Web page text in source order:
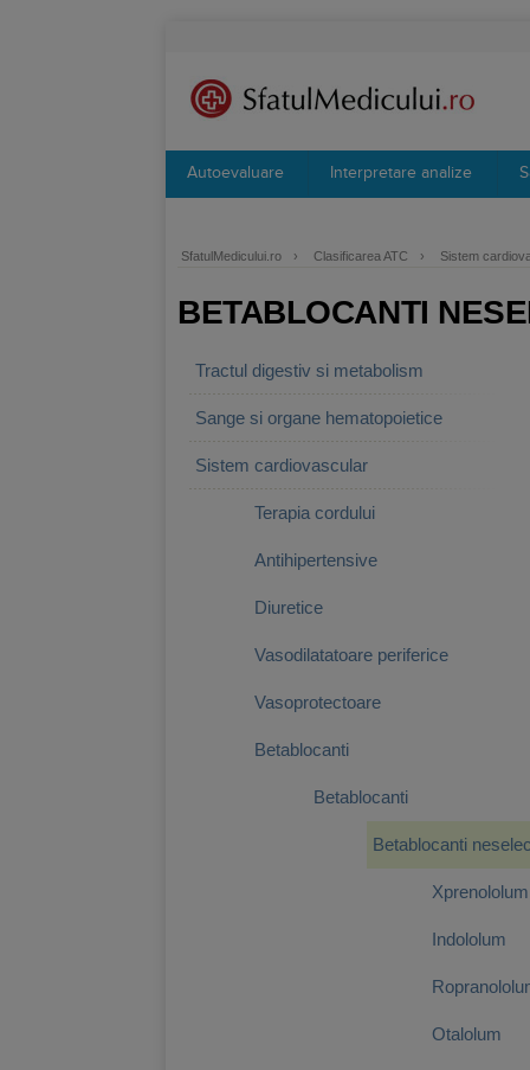
Autoevaluare Interpretare analize
SfatulMedicului.ro › Clasificarea ATC › Sistem
BETABLOCANTI
Tractul digestiv si metabolism
Sange si organe hematopoietice
Sistem cardiovascular
Terapia cordului
Antihipertensive
Diuretice
Vasodilatatoare periferice
Vasoprotectoare
Betablocanti
Betablocanti
Betablocanti
Xprenololum
Indololum
Otalolum